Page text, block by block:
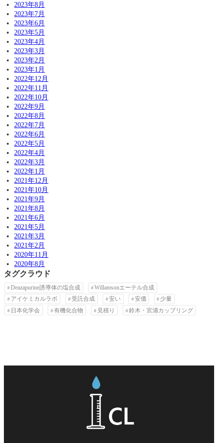
2023年8月
2023年7月
2023年6月
2023年5月
2023年4月
2023年3月
2023年2月
2023年1月
2022年12月
2022年11月
2022年10月
2022年9月
2022年8月
2022年7月
2022年6月
2022年5月
2022年4月
2022年3月
2022年1月
2021年12月
2021年10月
2021年9月
2021年8月
2021年6月
2021年5月
2021年3月
2021年2月
2020年11月
2020年8月
タグクラウド
Deazapurine誘導体の塩合成
Willamsonエーテル合成
アイケミカルラボ
受託合成 安い 安価
少量
日本化学会
有機化合物 見積り 鈴木・宮浦カップリング